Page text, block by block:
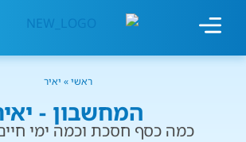
ראשי» יאיר
המחשבון -
כמה כסף חסכת וכמה ימי